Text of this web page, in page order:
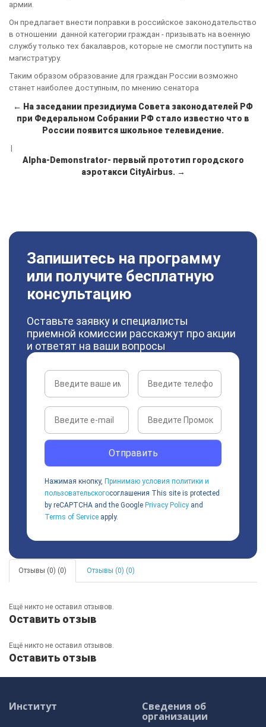
армии.
Он предлагает внести поправки в российское законодательство
в отношении данной категории граждан - призывать на военную
службу только тех бакалавров, которые не смогли поступить на
магистратуру.
Таким образом образование для граждан России возможно
станет наиболее доступным, по мнению сенатора
← На заседании президиума Совета законодателей РФ
при Федеральном Собрании РФ стало известно что в
России появится школьное телевидение.
Alpha-Demonstrator- первый прототип городского
аэротакси CityAirbus. →
Запишитесь на программу
или получите бесплатную
консультацию
Оставьте заявку и специалисты
приемной комиссии расскажут про акции
и ответят на ваши вопросы
Отправить
Нажимая кнопку, Принимаю условия политики и
пользовательскогосоглашения This site is protected
by reCAPTCHA and the Google Privacy Policy and
Terms of Service apply.
Отзывы (0) (0) Отзывы (0) (0)
Ещё никто не оставил отзывов.
Оставить отзыв
Ещё никто не оставил отзывов.
Оставить отзыв
Институт Сведения об
организации